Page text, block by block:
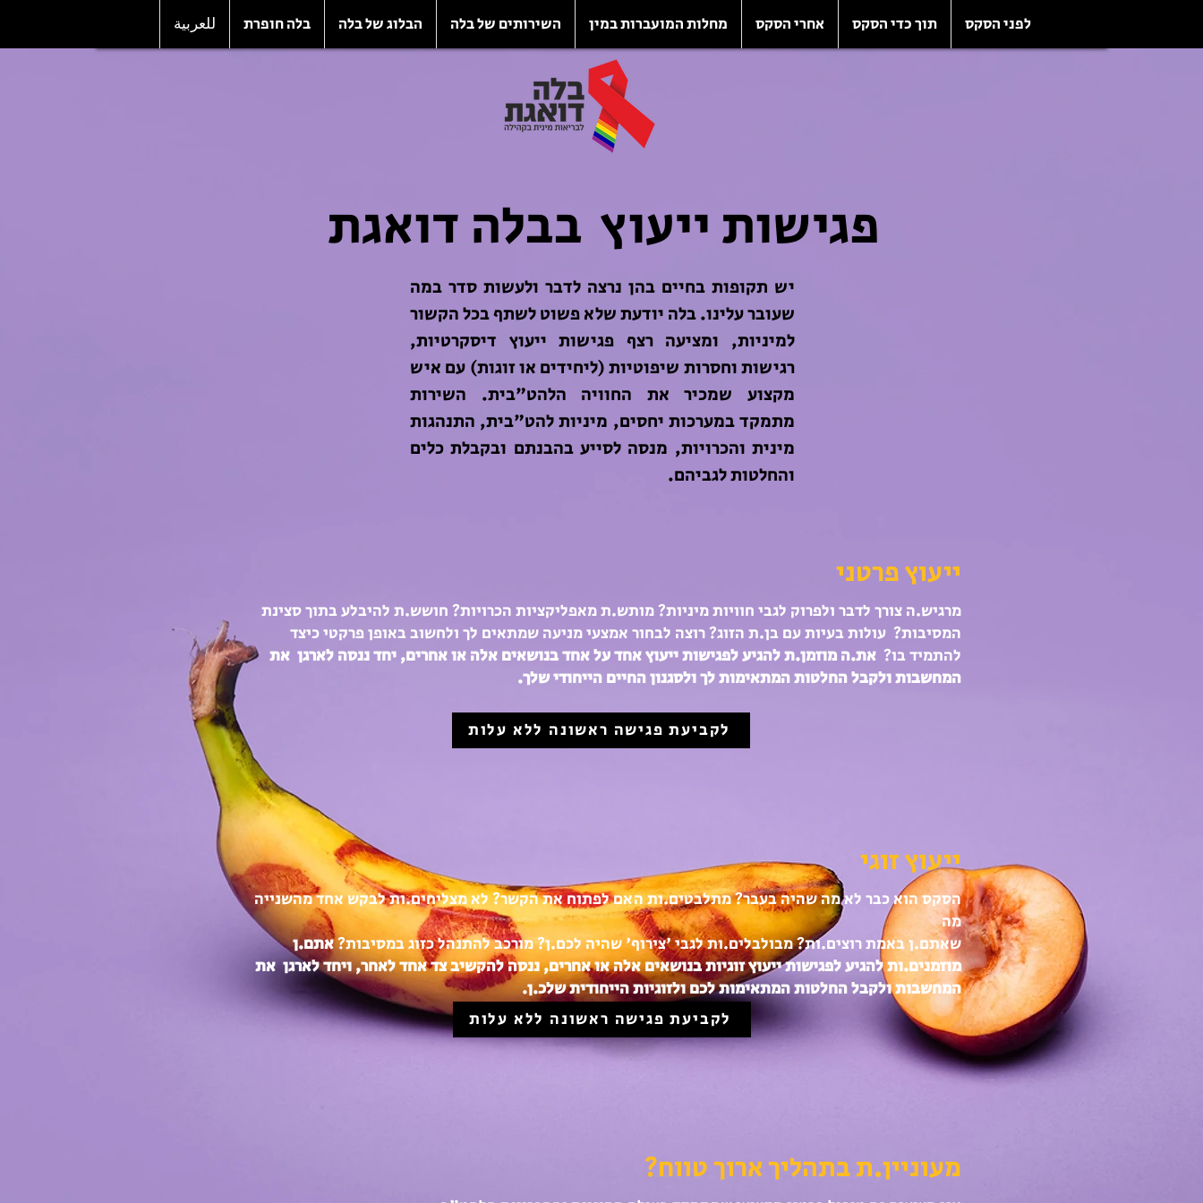
לפני הסקס תוך כדי הסקס אחרי הסקס מחלות המועברות במין השירותים של בלה הבלוג של בלה בלה חופרת للعربية
פגישות ייעוץ בבלה דואגת
יש תקופות בחיים בהן נרצה לדבר ולעשות סדר במה
שעובר עלינו. בלה יודעת שלא פשוט לשתף בכל הקשור
למיניות, ומציעה רצף פגישות ייעוץ דיסקרטיות,
רגישות וחסרות שיפוטיות (ליחידים או זוגות) עם איש
מקצוע שמכיר את החוויה הלהט"בית. השירות
מתמקד במערכות יחסים, מיניות להט"בית, התנהגות
מינית והכרויות, מנסה לסייע בהבנתם ובקבלת כלים
והחלטות לגביהם.
ייעוץ פרטני
מרגיש.ה צורך לדבר ולפרוק לגבי חוויות מיניות? מותש.ת מאפליקציות הכרויות? חושש.ת להיבלע בתוך סצינת
המסיבות? עולות בעיות עם בן.ת הזוג? רוצה לבחור אמצעי מניעה שמתאים לך ולחשוב באופן פרקטי כיצד
להתמיד בו? את.ה מוזמן.ת להגיע לפגישות ייעוץ אחד על אחד בנושאים אלה או אחרים, יחד ננסה לארגן את
המחשבות ולקבל החלטות המתאימות לך ולסגנון החיים הייחודי שלך.
לקביעת פגישה ראשונה ללא עלות
ייעוץ זוגי
הסקס הוא כבר לא מה שהיה בעבר? מתלבטים.ות האם לפתוח את הקשר? לא מצליחים.ות לבקש אחד מהשנייה
מה
שאתם.ן באמת רוצים.ות? מבולבלים.ות לגבי 'צירוף' שהיה לכם.ן? מורכב להתנהל כזוג במסיבות?אתם.ן
מוזמנים.ות להגיע לפגישות ייעוץ זוגיות בנושאים אלה או אחרים, ננסה להקשיב צד אחד לאחר, ויחד לארגן את
המחשבות ולקבל החלטות המתאימות לכם ולזוגיות הייחודית שלכ.ן.
לקביעת פגישה ראשונה ללא עלות
מעוניין.ת בתהליך ארוך טווח?